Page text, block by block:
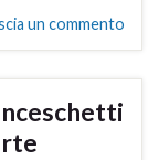
un commento